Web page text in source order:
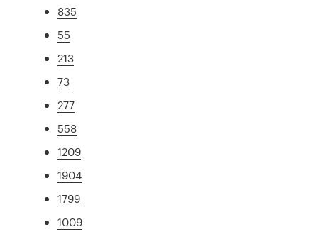
835
55
213
73
277
558
1209
1904
1799
1009